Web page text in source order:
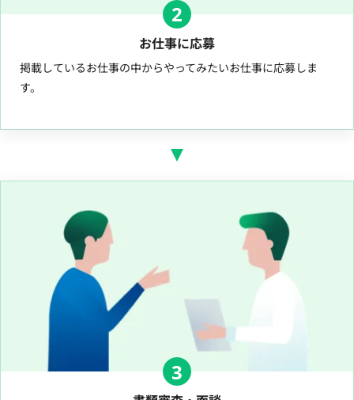
2
お仕事に応募
掲載しているお仕事の中からやってみたいお仕事に応募しま
す。
3